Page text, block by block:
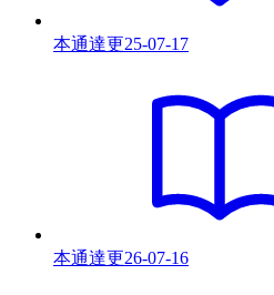
本通達更25-07-17
本通達更26-07-16